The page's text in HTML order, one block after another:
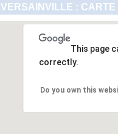
VERSAINVILLE :
This page
correctly.
Do you own this